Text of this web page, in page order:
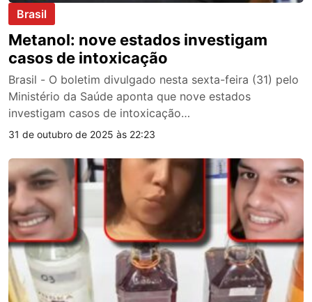
Brasil
Metanol: nove estados investigam
casos de intoxicação
Brasil - O boletim divulgado nesta sexta-feira (31) pelo
Ministério da Saúde aponta que nove estados
investigam casos de intoxicação…
31 de outubro de 2025 às 22:23